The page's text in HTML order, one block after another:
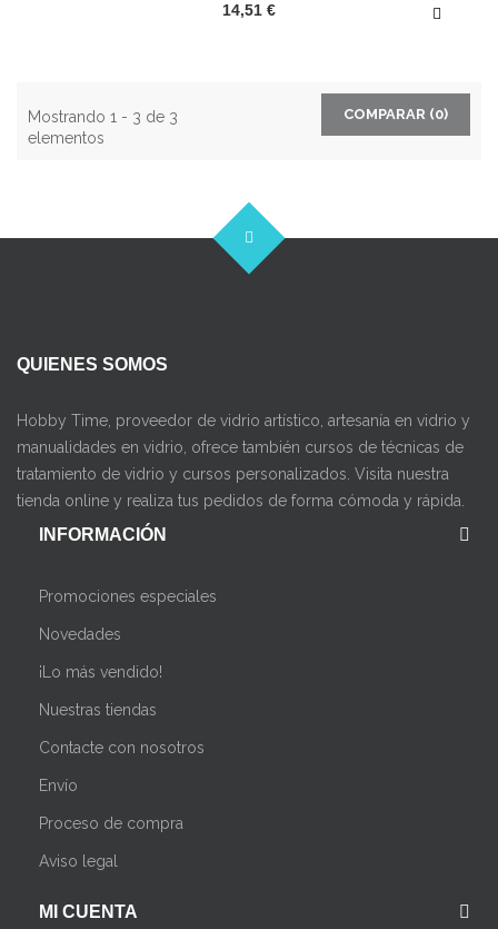
14,51 €
Mostrando 1 - 3 de 3
elementos
COMPARAR (0)
QUIENES SOMOS
Hobby Time, proveedor de vidrio artístico, artesanía en vidrio y
manualidades en vidrio, ofrece también cursos de técnicas de
tratamiento de vidrio y cursos personalizados. Visita nuestra
tienda online y realiza tus pedidos de forma cómoda y rápida.
INFORMACIÓN
Promociones especiales
Novedades
¡Lo más vendido!
Nuestras tiendas
Contacte con nosotros
Envío
Proceso de compra
Aviso legal
MI CUENTA